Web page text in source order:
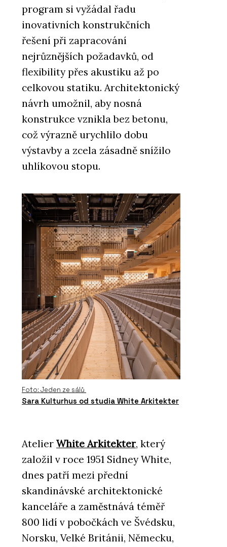
program si vyžádal řadu
inovativních konstrukčních
řešení při zapracování
nejrůznějších požadavků, od
flexibility přes akustiku až po
celkovou statiku. Architektonický
návrh umožnil, aby nosná
konstrukce vznikla bez betonu,
což výrazně urychlilo dobu
výstavby a zcela zásadně snížilo
uhlíkovou stopu.
Foto: Jeden ze sálů
Sara Kulturhus od studia White Arkitekter
Atelier White Arkitekter, který
založil v roce 1951 Sidney White,
dnes patří mezi přední
skandinávské architektonické
kanceláře a zaměstnává téměř
800 lidí v pobočkách ve Švédsku,
Norsku, Velké Británii, Německu,